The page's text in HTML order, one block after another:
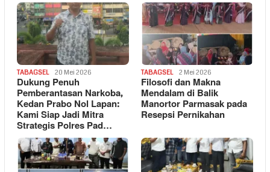
TABAGSEL 20 Mei 2026
Dukung Penuh
Pemberantasan Narkoba,
Kedan Prabo Nol Lapan:
Kami Siap Jadi Mitra
Strategis Polres Pad…
TABAGSEL 2 Mei 2026
Filosofi dan Makna
Mendalam di Balik
Manortor Parmasak pada
Resepsi Pernikahan